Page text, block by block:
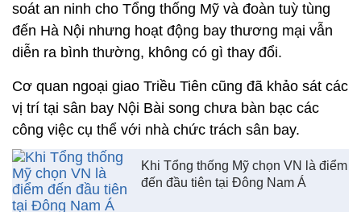
soát an ninh cho Tổng thống Mỹ và đoàn tuỳ tùng
đến Hà Nội nhưng hoạt động bay thương mại vẫn
diễn ra bình thường, không có gì thay đổi.
Cơ quan ngoại giao Triều Tiên cũng đã khảo sát các
vị trí tại sân bay Nội Bài song chưa bàn bạc các
công việc cụ thể với nhà chức trách sân bay.
Khi Tổng thống Mỹ chọn VN là điểm
đến đầu tiên tại Đông Nam Á